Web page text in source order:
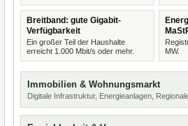
Breitband: gute Gigabit-
Verfügbarkeit
Ein großer Teil der Haushalte
erreicht 1.000 Mbit/s oder mehr.
MW.
Immobilien & Wohnungsmarkt
Digitale Infrastruktur, Energieanlagen,